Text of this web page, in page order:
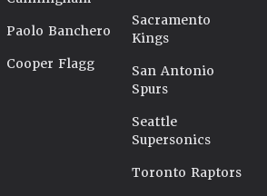
Paolo Banchero
Cooper Flagg
Sacramento
Kings
San Antonio
Spurs
Seattle
Supersonics
Toronto Raptors